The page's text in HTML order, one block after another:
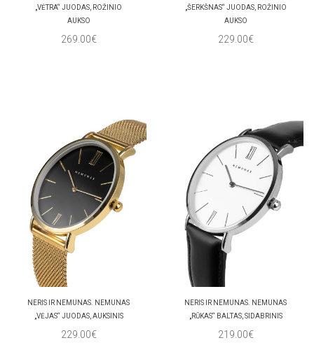
„VĖTRA“ JUODAS, ROŽINIO
AUKSO
269.00€
„ŠERKŠNAS“ JUODAS, ROŽINIO
AUKSO
229.00€
NERIS IR NEMUNAS. NEMUNAS
„VĖJAS“ JUODAS, AUKSINIS
229.00€
NERIS IR NEMUNAS. NEMUNAS
„RŪKAS“ BALTAS, SIDABRINIS
219.00€